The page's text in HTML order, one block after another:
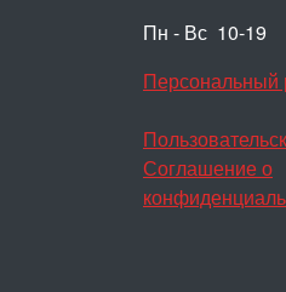
Пн - Вс 10-19
Персональный
Соглашение о